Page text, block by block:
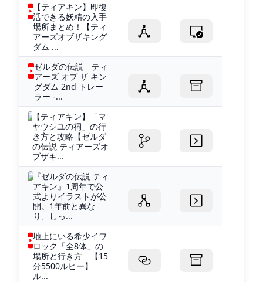
【ティアキン】即復
活できる妖精の入手
場所まとめ！【ティ
アーズオブザキング
ダム ...
ゼルダの伝説 ティ
アーズ オブ ザ キン
グダム 2nd トレー
ラー -...
【ティアキン】「マ
ヤウシユの祠」の行
き方と攻略【ゼルダ
の伝説 ティアーズオ
ブザキ...
『ゼルダの伝説 ティ
アキン』1周年で公
式よりイラストが公
開。1年前と異な
り、しっ...
地上にいる希少イワ
ロック「全8体」の
場所と行き方 【15
分5500ルピー】
ル...